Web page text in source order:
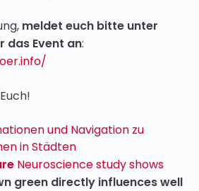
meldet euch bitte unter
das Event an:
und Navigation zu
in Städten
Neuroscience study shows
green directly influences well